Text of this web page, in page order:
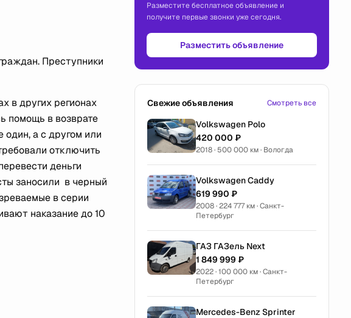
Преступники
в других регионах
помощь в возврате
один, а с другом или
отключить
деньги
заносили в черный
в серии
наказание до 10
Разместите бесплатное объявление и
получите первые звонки уже сегодня.
Разместить объявление
Свежие объявления Смотреть все
Volkswagen Polo
420 000 ₽
2018 · 500 000 км · Вологда
Volkswagen Caddy
619 990 ₽
2008 · 224 777 км · Санкт-
Петербург
ГАЗ ГАЗель Next
1 849 999 ₽
2022 · 100 000 км · Санкт-
Петербург
Mercedes-Benz Sprinter